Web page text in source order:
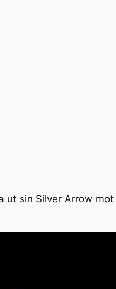
ut sin Silver Arrow